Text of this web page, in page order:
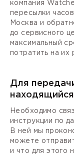
компания
пересылки
Москва и
до сервисного
максимальный
потратить на их
Для
Необходимо
инструкции по
В ней мы
можете
и что для этого